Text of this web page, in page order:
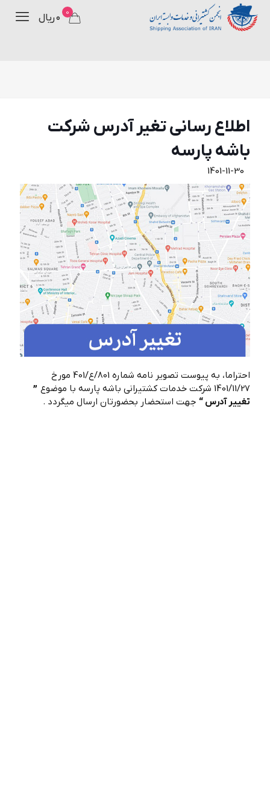
0 ۰ ریال
اطلاع رسانی تغير آدرس شركت
باشه پارسه
1401-11-30
احتراما، به پیوست تصویر نامه شماره 801/ع/401 مورخ
1401/11/27 شرکت خدمات کشتیرانی باشه پارسه با موضوع
”
تغییر آدرس “ جهت استحضار بحضورتان ارسال میگردد .